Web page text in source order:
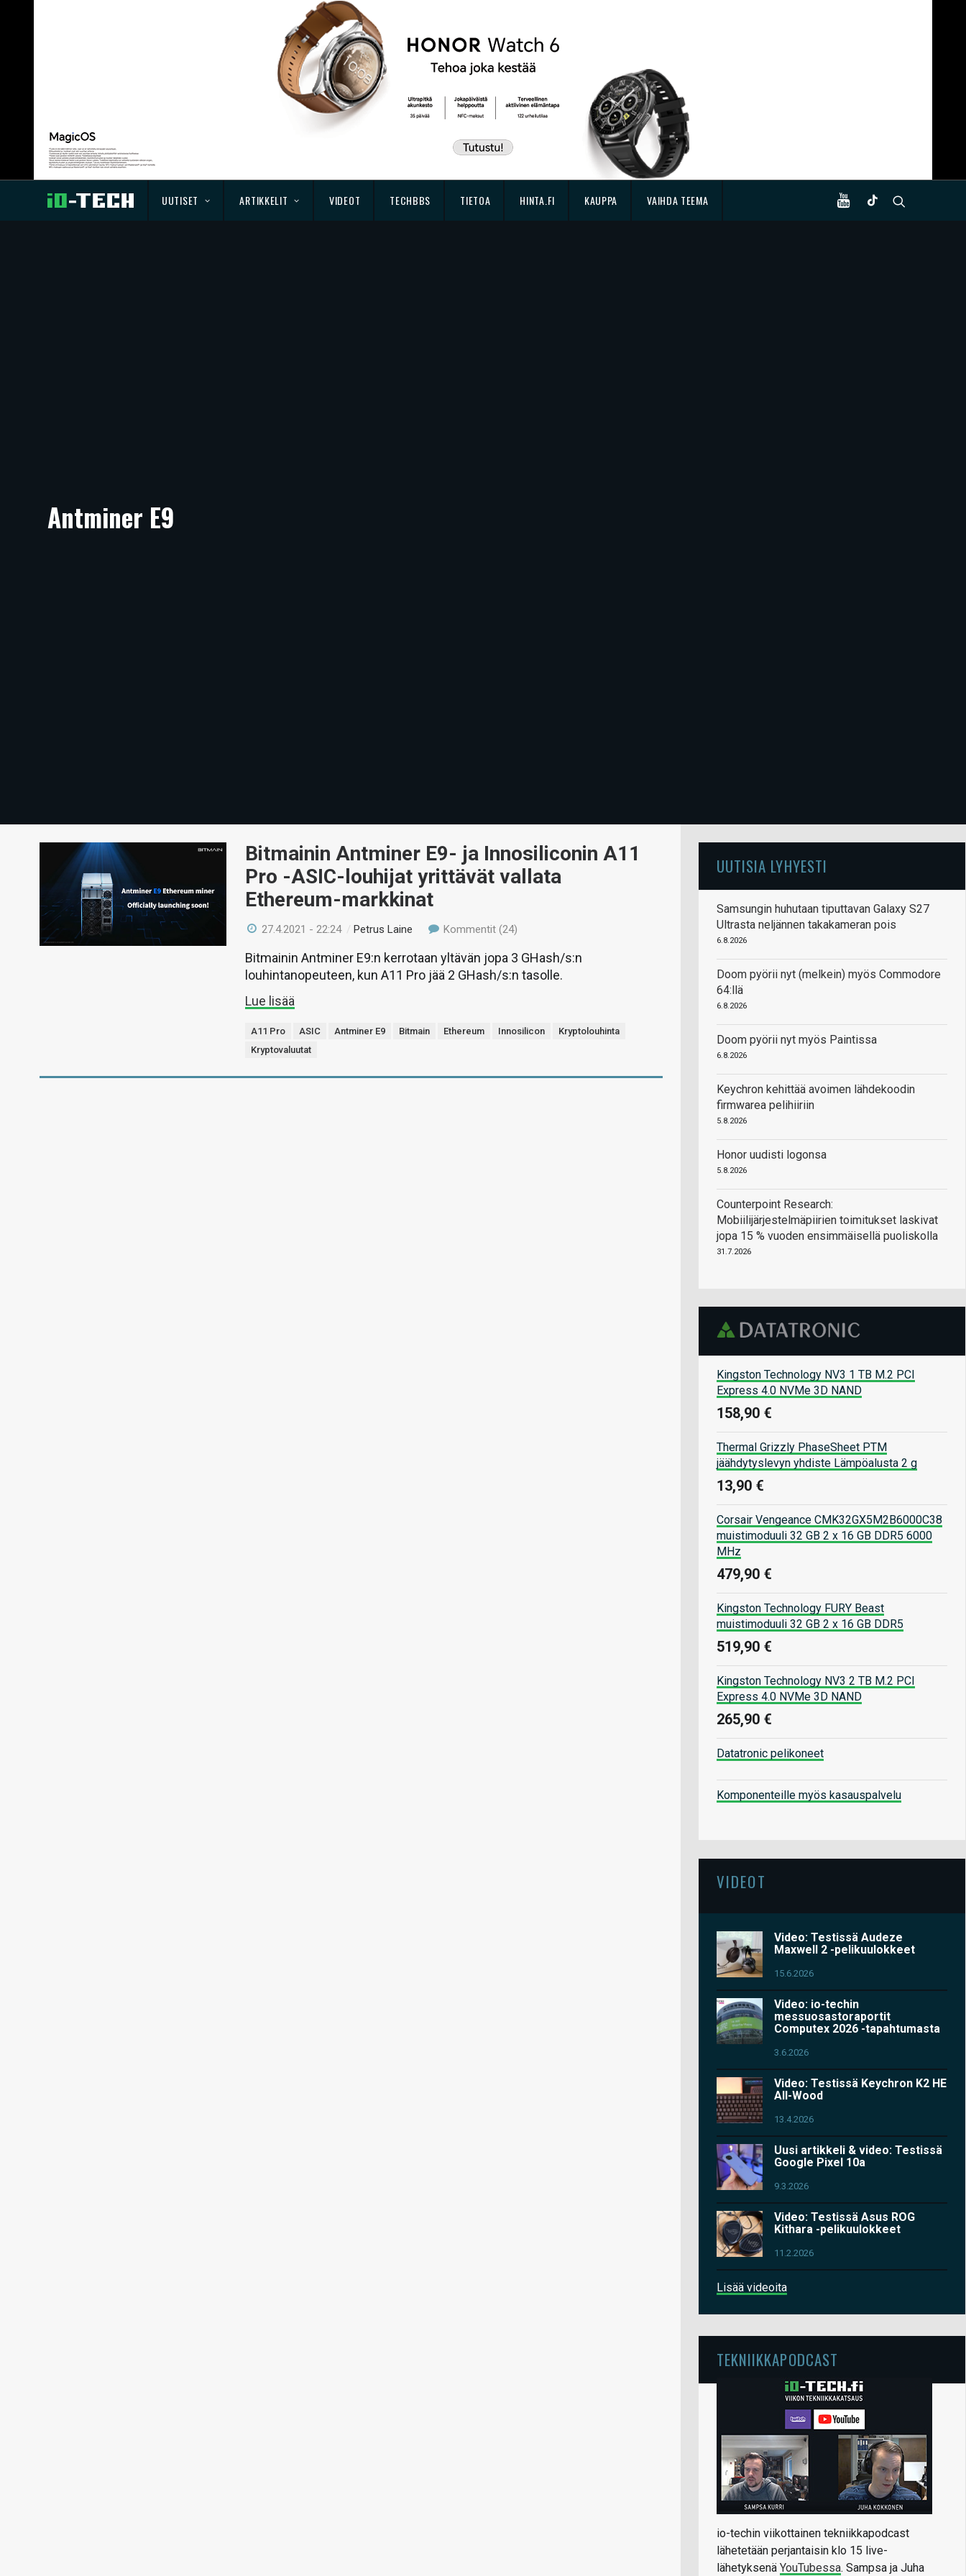
UUTISET ARTIKKELIT VIDEOT TECHBBS TIETOA HINTA.FI KAUPPA VAIHDA TEEMA
Antminer E9
Bitmainin Antminer E9- ja Innosiliconin A11
Pro -ASIC-louhijat yrittävät vallata
Ethereum-markkinat
27.4.2021 - 22:24 /Petrus Laine Kommentit (24)
Bitmainin Antminer E9:n kerrotaan yltävän jopa 3 GHash/s:n
louhintanopeuteen, kun A11 Pro jää 2 GHash/s:n tasolle.
Lue lisää
A11 Pro ASIC Antminer E9 Bitmain Ethereum Innosilicon
Kryptolouhinta
Kryptovaluutat
UUTISIA LYHYESTI
Samsungin huhutaan tiputtavan Galaxy S27
Ultrasta neljännen takakameran pois
6.8.2026
Doom pyörii nyt (melkein) myös Commodore
64:llä
6.8.2026
Doom pyörii nyt myös Paintissa
6.8.2026
Keychron kehittää avoimen lähdekoodin
firmwarea pelihiiriin
5.8.2026
Honor uudisti logonsa
5.8.2026
Counterpoint Research:
Mobiilijärjestelmäpiirien toimitukset laskivat
jopa 15 % vuoden ensimmäisellä puoliskolla
31.7.2026
Kingston Technology NV3 1 TB M.2 PCI
Express 4.0 NVMe 3D NAND
158,90 €
Thermal Grizzly PhaseSheet PTM
jäähdytyslevyn yhdiste Lämpöalusta 2 g
13,90 €
Corsair Vengeance CMK32GX5M2B6000C38
muistimoduuli 32 GB 2 x 16 GB DDR5 6000
MHz
479,90 €
Kingston Technology FURY Beast
muistimoduuli 32 GB 2 x 16 GB DDR5
519,90 €
Kingston Technology NV3 2 TB M.2 PCI
Express 4.0 NVMe 3D NAND
265,90 €
Datatronic pelikoneet
Komponenteille myös kasauspalvelu
VIDEOT
Video: Testissä Audeze
Maxwell 2 -pelikuulokkeet
15.6.2026
Video: io-techin
messuosastoraportit
Computex 2026 -tapahtumasta
3.6.2026
Video: Testissä Keychron K2 HE
All-Wood
13.4.2026
Uusi artikkeli & video: Testissä
Google Pixel 10a
9.3.2026
Video: Testissä Asus ROG
Kithara -pelikuulokkeet
11.2.2026
Lisää videoita
TEKNIIKKAPODCAST
io-techin viikottainen tekniikkapodcast
lähetetään perjantaisin klo 15 live-
lähetyksenä YouTubessa. Sampsa ja Juha